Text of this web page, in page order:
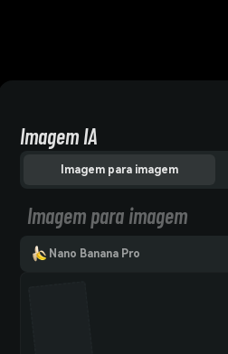
Imagem IA
Imagem para imagem
Imagem para imagem
Nano Banana Pro